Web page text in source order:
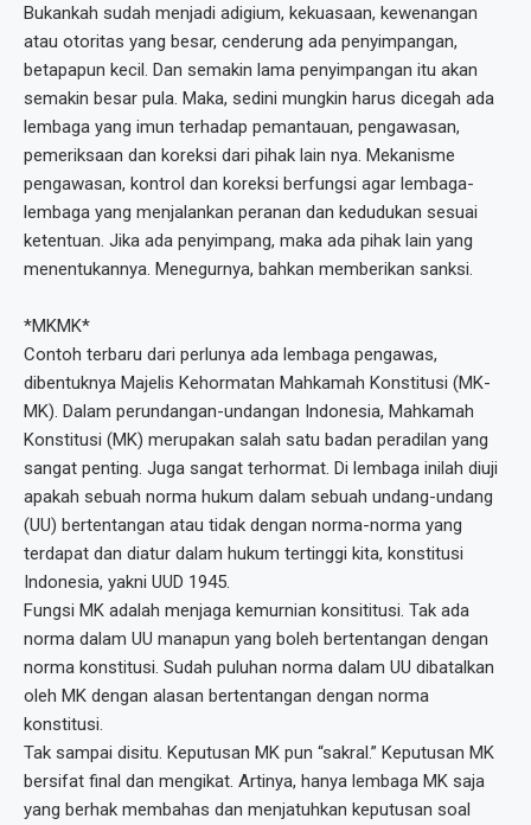
Bukankah sudah menjadi adigium, kekuasaan, kewenangan
atau otoritas yang besar, cenderung ada penyimpangan,
betapapun kecil. Dan semakin lama penyimpangan itu akan
semakin besar pula. Maka, sedini mungkin harus dicegah ada
lembaga yang imun terhadap pemantauan, pengawasan,
pemeriksaan dan koreksi dari pihak lain nya. Mekanisme
pengawasan, kontrol dan koreksi berfungsi agar lembaga-
lembaga yang menjalankan peranan dan kedudukan sesuai
ketentuan. Jika ada penyimpang, maka ada pihak lain yang
menentukannya. Menegurnya, bahkan memberikan sanksi.
*MKMK*
Contoh terbaru dari perlunya ada lembaga pengawas,
dibentuknya Majelis Kehormatan Mahkamah Konstitusi (MK-
MK). Dalam perundangan-undangan Indonesia, Mahkamah
Konstitusi (MK) merupakan salah satu badan peradilan yang
sangat penting. Juga sangat terhormat. Di lembaga inilah diuji
apakah sebuah norma hukum dalam sebuah undang-undang
(UU) bertentangan atau tidak dengan norma-norma yang
terdapat dan diatur dalam hukum tertinggi kita, konstitusi
Indonesia, yakni UUD 1945.
Fungsi MK adalah menjaga kemurnian konsititusi. Tak ada
norma dalam UU manapun yang boleh bertentangan dengan
norma konstitusi. Sudah puluhan norma dalam UU dibatalkan
oleh MK dengan alasan bertentangan dengan norma
konstitusi.
Tak sampai disitu. Keputusan MK pun “sakral.” Keputusan MK
bersifat final dan mengikat. Artinya, hanya lembaga MK saja
yang berhak membahas dan menjatuhkan keputusan soal